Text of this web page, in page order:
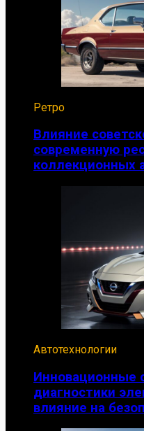
Ретро
Влияние
современную
коллекционных
Автотехнологии
Инновационные
диагностики
влияние на